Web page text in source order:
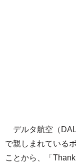
デルタ航空（
で親しまれている
ことから、「